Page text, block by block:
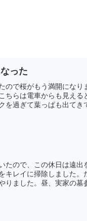
った
ので桜がもう満開にな
ちらは電車からも見える
を過ぎて葉っぱも出てき
たので、この休日は遠
キレイに掃除しました
りました。昼、実家の墓